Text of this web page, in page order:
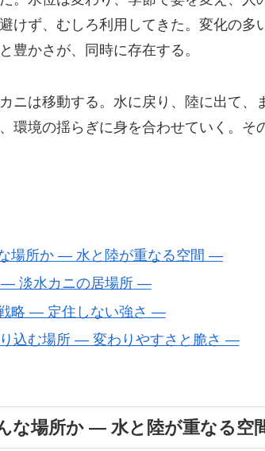
けず、むしろ利用してきた。変化の多
豊かさが、同時に存在する。
ニは移動する。水に戻り、陸に出て、
環境の揺らぎに身を合わせていく。そ
場所か ― 水と陸が重なる空間 ―
― 淡水カニの居場所 ―
略 ― 定住しない強さ ―
込む場所 ― 変わりやすさと脆さ ―
な場所か ― 水と陸が重なる空